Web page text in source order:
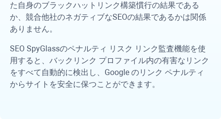
た自身のブラックハットリンク構築慣行の結果である
か、競合他社のネガティブなSEOの結果であるかは関係
ありません。
SEO SpyGlassのペナルティ リスク リンク監査機能を使
用すると、バックリンク プロファイル内の有害なリンク
をすべて自動的に検出し、Google のリンク ペナルティ
からサイトを安全に保つことができます。